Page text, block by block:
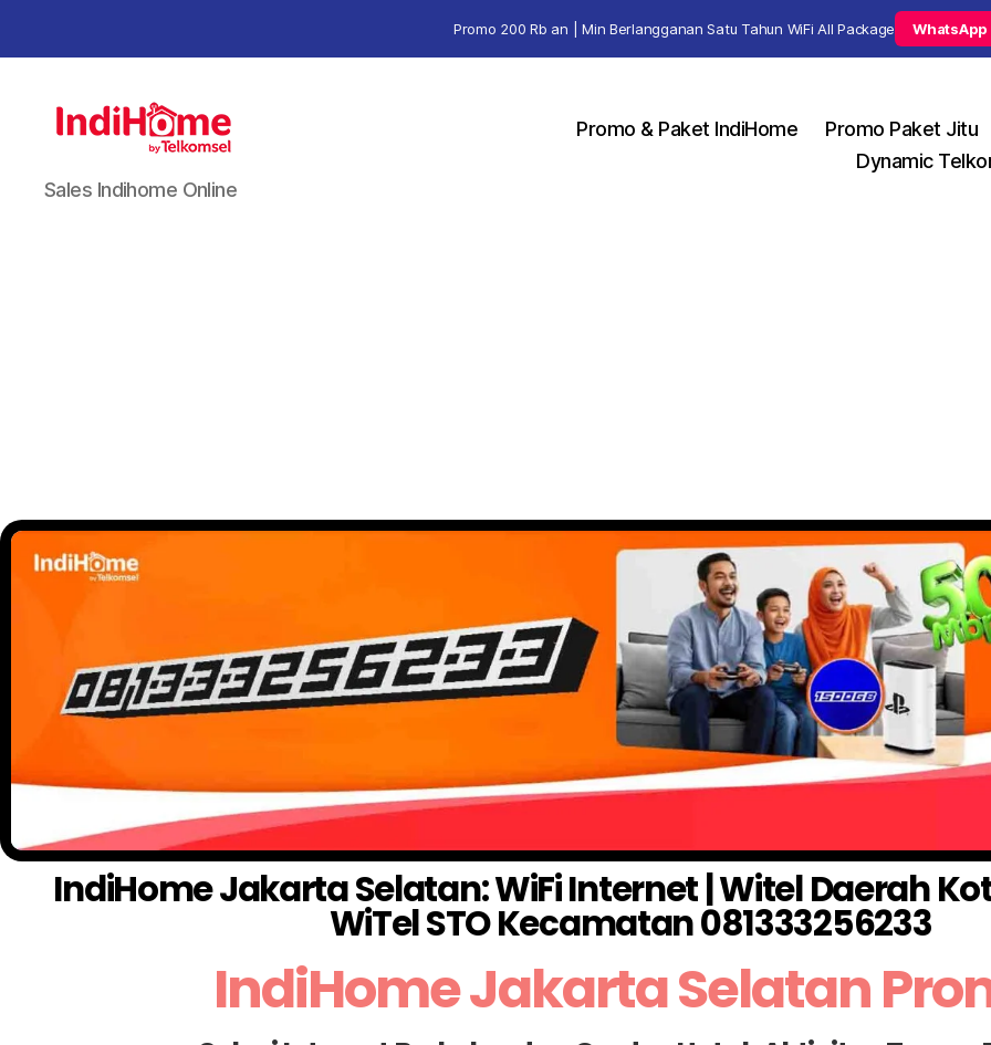
Sales Indihome Online
Promo & Paket IndiHome
Promo Paket Jitu
Dynamic
IndiHome Jakarta Selatan: WiFi Internet | Witel Daerah
WiTel STO Kecamatan 081333256233
IndiHome Jakarta Selatan
Promo 200 Rb an | Min Berlangganan Satu Tahun WiFi All Package WhatsApp